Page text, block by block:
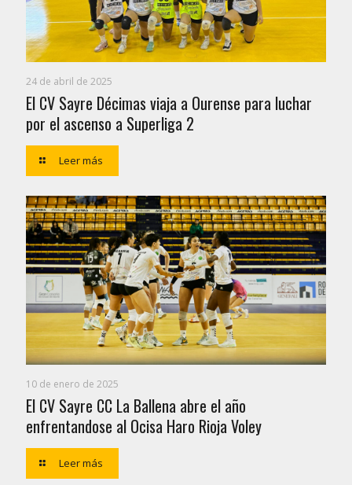
24 de abril de 2025
El CV Sayre Décimas viaja a Ourense para luchar
por el ascenso a Superliga 2
Leer más
10 de enero de 2025
El CV Sayre CC La Ballena abre el año
enfrentandose al Ocisa Haro Rioja Voley
Leer más